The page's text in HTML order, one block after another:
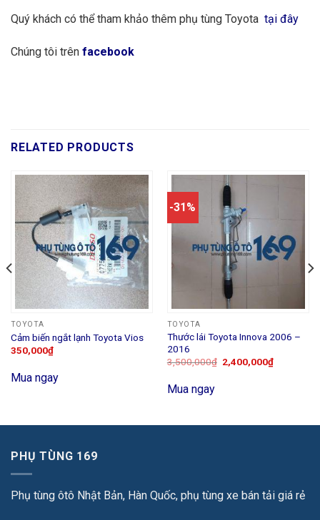
Quý khách có thể tham khảo thêm phụ tùng Toyota tại đây
Chúng tôi trên facebook
RELATED PRODUCTS
TOYOTA
Cảm biến ngắt lạnh Toyota Vios
350,000₫
Mua ngay
-31%
TOYOTA
Thước lái Toyota Innova 2006 –
2016
3,500,000₫ 2,400,000₫
Mua ngay
PHỤ TÙNG 169
Phụ tùng ôtô Nhật Bản, Hàn Quốc, phụ tùng xe bán tải giá rẻ